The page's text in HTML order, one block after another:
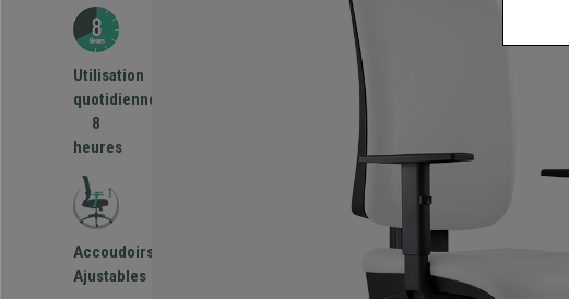
Utilisation
quotidienne
8
heures
Accoudoirs
Ajustables